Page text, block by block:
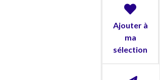
Ajouter à
ma
sélection